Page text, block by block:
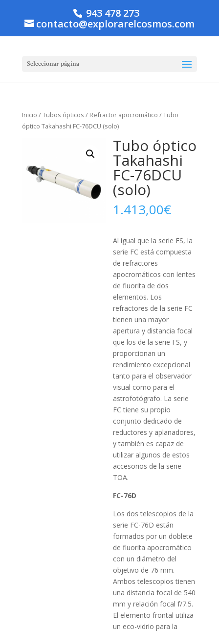
943 478 273
contacto@explorarelcosmos.com
Seleccionar página
Inicio /Tubos ópticos / Refractor apocromático / Tubo
óptico Takahashi FC-76DCU (solo)
Tubo óptico
Takahashi
FC-76DCU
(solo)
1.413,00€
Al igual que la serie FS, la
serie FC está compuesta
de refractores
apocromáticos con lentes
de fluorita de dos
elementos. Los
refractores de la serie FC
tienen una mayor
apertura y distancia focal
que los de la serie FS, y
proporcionan un
rendimiento excepcional
tanto para el observador
visual como para el
astrofotógrafo. La serie
FC tiene su propio
conjunto dedicado de
reductores y aplanadores,
y también es capaz de
utilizar algunos de estos
accesorios de la serie
TOA.
FC-76D
Los dos telescopios de la
serie FC-76D están
formados por un doblete
de fluorita apocromático
con un diámetro del
objetivo de 76 mm.
Ambos telescopios tienen
una distancia focal de 540
mm y relación focal f/7.5.
El elemento frontal utiliza
un eco-vidrio para la